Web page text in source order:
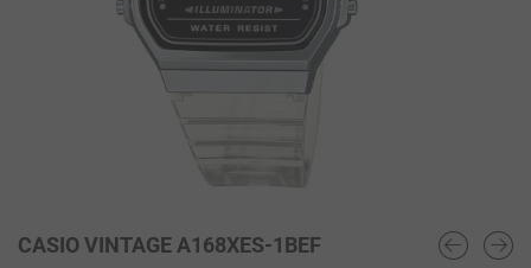
CASIO VINTAGE A168XES-1BEF